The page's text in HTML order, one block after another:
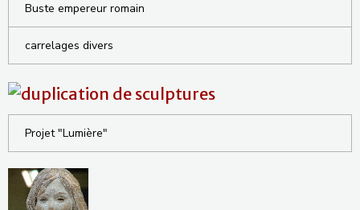
Buste empereur romain
carrelages divers
Projet "Lumière"